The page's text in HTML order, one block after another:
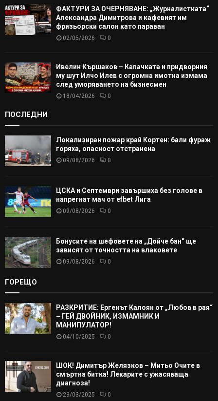
ФАКТУРИ ЗА ОЧЕРНЯВАНЕ: „Журналистката“
Александра Димитрова и кафевият им
фризьорски салон като параван
02/05/2026 0
Ивелин Кършаков – Капачката и придворния
му шут Илчо Илев с огромна имотна измама
след уморяването на бизнесмен
18/04/2026 0
ПОСЛЕДНИ
Локализиран пожар край Кортен: бали фураж
горяха, опасност отстранена
09/08/2026 0
ЦСКА и Септември завършиха без голове в
напрегнат мач от efbet Лига
09/08/2026 0
Бонусите на шефовете на „Дойче бан“ ще
зависят от точността на влаковете
09/08/2026 0
ГОРЕЩО
РАЗКРИТИЕ: Ергенът Калоян от „Любов в рая“
– ГЕЙ ДВОЙНИК, ИЗМАМНИК И
МАНИПУЛАТОР!
04/10/2025 0
ШОК! Димитър Желязков – Митьо Очите в
смъртна битка! Лекарите с ужасяваща
диагноза!
23/03/2025 0